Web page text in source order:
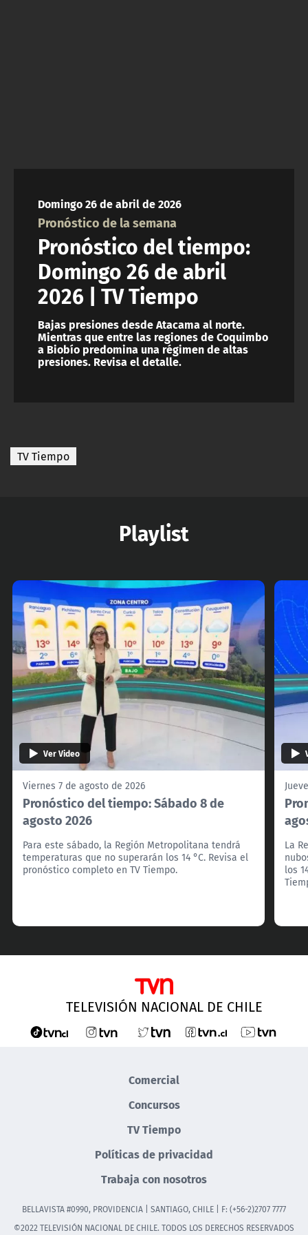
Domingo 26 de abril de 2026
Pronóstico de la semana
Pronóstico del tiempo:
Domingo 26 de abril
2026 | TV Tiempo
Bajas presiones desde Atacama al norte.
Mientras que entre las regiones de Coquimbo
a Biobío predomina una régimen de altas
presiones. Revisa el detalle.
TV Tiempo
Playlist
Ver Video
Viernes 7 de agosto de 2026
Pronóstico del tiempo: Sábado 8 de
agosto 2026
Para este sábado, la Región Metropolitana tendrá
temperaturas que no superarán los 14 °C. Revisa el
pronóstico completo en TV Tiempo.
La
los
TELEVISIÓN NACIONAL DE CHILE
Comercial
Concursos
TV Tiempo
Políticas de privacidad
Trabaja con nosotros
BELLAVISTA #0990, PROVIDENCIA | SANTIAGO, CHILE | F: (+56-2)2707 7777
©2022 TELEVISIÓN NACIONAL DE CHILE. TODOS LOS DERECHOS RESERVADOS